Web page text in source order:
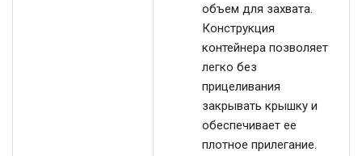
объем для захвата.
Конструкция
контейнера позволяет
легко без
прицеливания
закрывать крышку и
обеспечивает ее
плотное прилегание.